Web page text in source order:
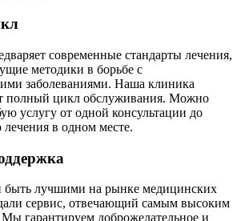
современные стандарты лечения,
методики в борьбе с
заболеваниями. Наша клиника
полный цикл обслуживания. Можно
услугу от одной консультации до
лечения в одном месте.
быть лучшими на рынке медицинских
сервис, отвечающий самым высоким
гарантируем доброжелательное и